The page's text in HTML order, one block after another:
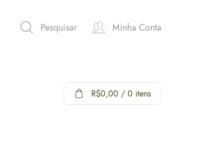
Pesquisar Minha Conta
R$0,00 / 0 itens